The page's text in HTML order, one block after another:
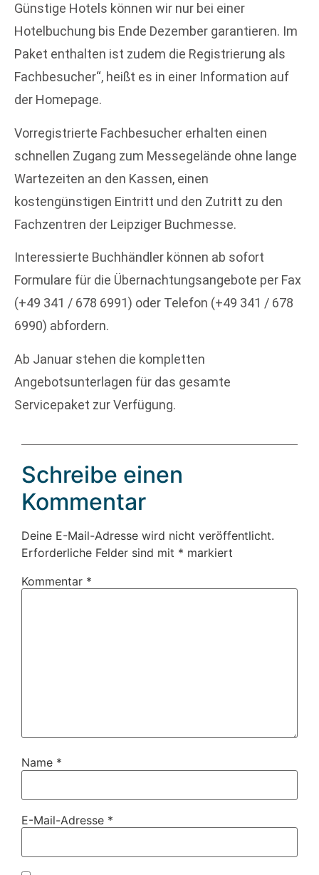
Günstige Hotels können wir nur bei einer
Hotelbuchung bis Ende Dezember garantieren. Im
Paket enthalten ist zudem die Registrierung als
Fachbesucher“, heißt es in einer Information auf
der Homepage.
Vorregistrierte Fachbesucher erhalten einen
schnellen Zugang zum Messegelände ohne lange
Wartezeiten an den Kassen, einen
kostengünstigen Eintritt und den Zutritt zu den
Fachzentren der Leipziger Buchmesse.
Interessierte Buchhändler können ab sofort
Formulare für die Übernachtungsangebote per Fax
(+49 341 / 678 6991) oder Telefon (+49 341 / 678
6990) abfordern.
Ab Januar stehen die kompletten
Angebotsunterlagen für das gesamte
Servicepaket zur Verfügung.
Schreibe einen
Kommentar
Deine E-Mail-Adresse wird nicht veröffentlicht.
Erforderliche Felder sind mit * markiert
Kommentar *
Name *
E-Mail-Adresse *